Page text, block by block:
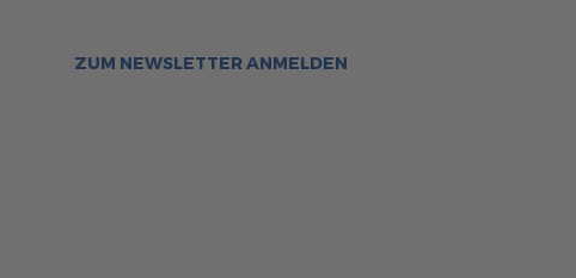
ZUM NEWSLETTER ANMELDEN